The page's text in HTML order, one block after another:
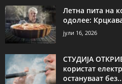
Летна пита на
одолее:
јули 16, 2026
СТУДИЈА
користат
остануваат